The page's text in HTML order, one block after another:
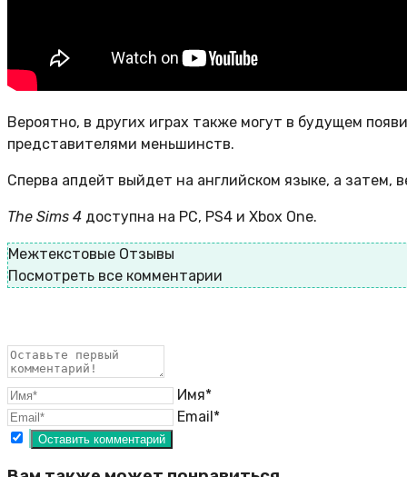
Вероятно, в других играх также могут в будущем
представителями меньшинств.
Сперва апдейт выйдет на английском языке, а затем,
The Sims 4 доступна на PC, PS4 и Xbox One.
Межтекстовые Отзывы
Посмотреть все комментарии
Имя*
Email*